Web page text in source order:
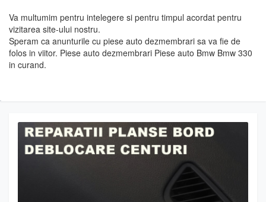
Va multumim pentru intelegere si pentru timpul acordat pentru
vizitarea site-ului nostru.
Speram ca anunturile cu piese auto dezmembrari sa va fie de
folos in viitor. Piese auto dezmembrari Piese auto Bmw Bmw 330
in curand.